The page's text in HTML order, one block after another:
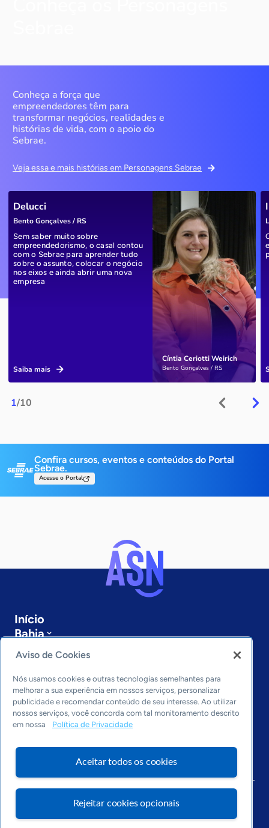
Conheça a força que
empreendedores têm para
transformar negócios, realidades e
histórias de vida, com o apoio do
Sebrae.
Veja essa e mais histórias em Personagens Sebrae
1/10
Cíntia Ceriotti Weirich
Bento Gonçalves / RS
Delucci
Bento Gonçalves / RS
Sem saber muito sobre
empreendedorismo, o casal contou
com o Sebrae para aprender tudo
sobre o assunto, colocar o negócio
nos eixos e ainda abrir uma nova
empresa
Saiba mais
Confira cursos, eventos e conteúdos do Portal
Sebrae.
Acesse o Portal
Início
Bahia
Sobre a ASN
Últimas notícias
Entre em contato
Editorias
Economia & Política
Inovação & Tecnologia
Cultura empreendedora
Arquivo
Aviso de Cookies
Nós usamos cookies e outras tecnologias semelhantes para
melhorar a sua experiência em nossos serviços, personalizar
publicidade e recomendar conteúdo de seu interesse. Ao utilizar
nossos serviços, você concorda com tal monitoramento descrito
em nossa
Política de Privacidade
Aceitar todos os cookies
Rejeitar cookies opcionais